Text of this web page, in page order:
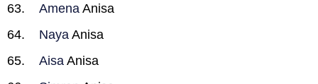
Amena Anisa
Naya Anisa
Aisa Anisa